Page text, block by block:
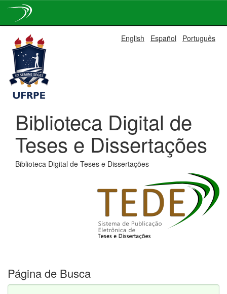
navigation
English Español Português
Biblioteca Digital de
Teses e Dissertações
Biblioteca Digital de Teses e Dissertações
Página de Busca